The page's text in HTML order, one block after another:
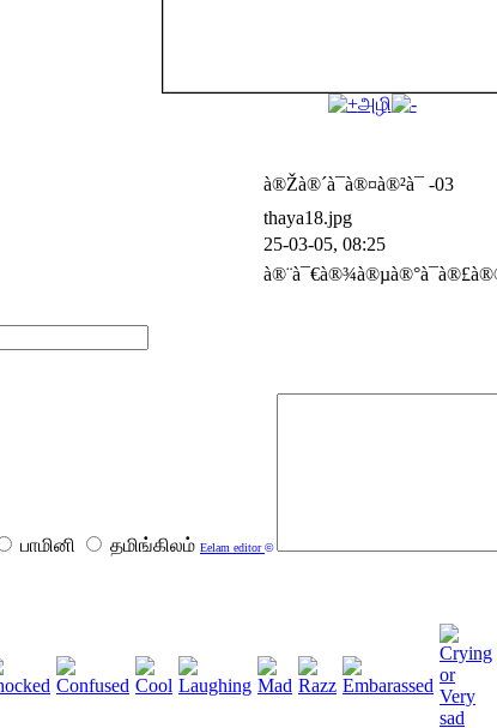
அழி
à®Žà®´à¯à®¤à®²à¯ -03
thaya18.jpg
25-03-05, 08:25
பாமினி தமிங்கிலம் Eelam editor©